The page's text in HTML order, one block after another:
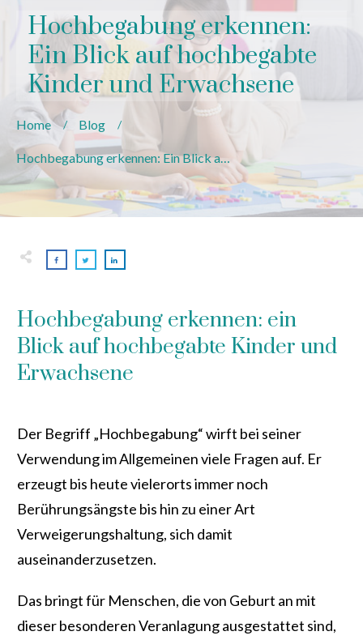
Hochbegabung erkennen:
Ein Blick auf hochbegabte
Kinder und Erwachsene
Home / Blog /
Hochbegabung erkennen: Ein Blick auf hochbegabte Kinder und Erwachsene
Hochbegabung erkennen: ein
Blick auf hochbegabte Kinder und
Erwachsene
Der Begriff „Hochbegabung“ wirft bei seiner
Verwendung im Allgemeinen viele Fragen auf. Er
erzeugt bis heute vielerorts immer noch
Berührungsängste bis hin zu einer Art
Verweigerungshaltung, sich damit
auseinanderzusetzen.
Das bringt für Menschen, die von Geburt an mit
dieser besonderen Veranlagung ausgestattet sind,